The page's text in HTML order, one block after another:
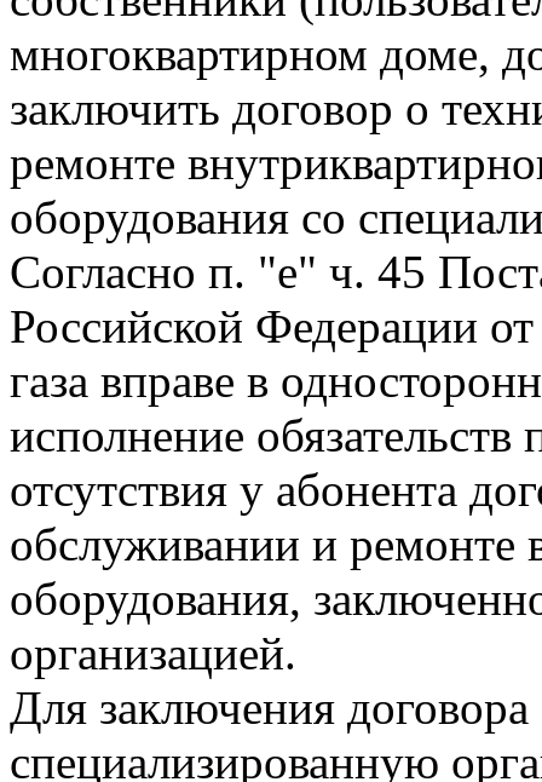
многоквартирном доме,
заключить договор о
ремонте
оборудования со
Согласно п. "е" ч. 45
Российской Федерации
газа вправе в
исполнение обязательств
отсутствия у абонента
обслуживании и ремонте
оборудования,
организацией.
Для заключения
специализированную